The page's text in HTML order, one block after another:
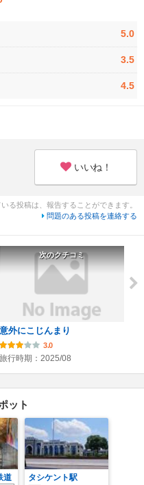
5.0
3.5
4.5
いいね！
る投稿は、報告することができます。
問題のある投稿を連絡する
次のクチコミ
意外にこじんまり
3.0
旅行時期：2025/08
ット
道 タシケント駅